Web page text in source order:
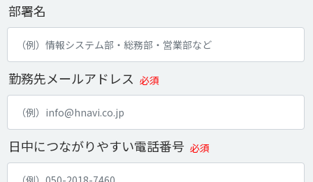
部署名
勤務先メールアドレス 必須
日中につながりやすい電話番号 必須